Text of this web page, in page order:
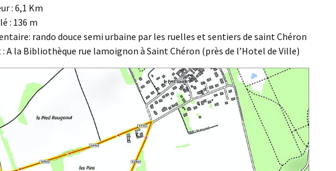
: 6,1 Km
: 136 m
rando douce semi urbaine par les ruelles et sentiers de saint Chéron
: A la Bibliothèque rue lamoignon à Saint Chéron (près de l’Hotel de Ville)